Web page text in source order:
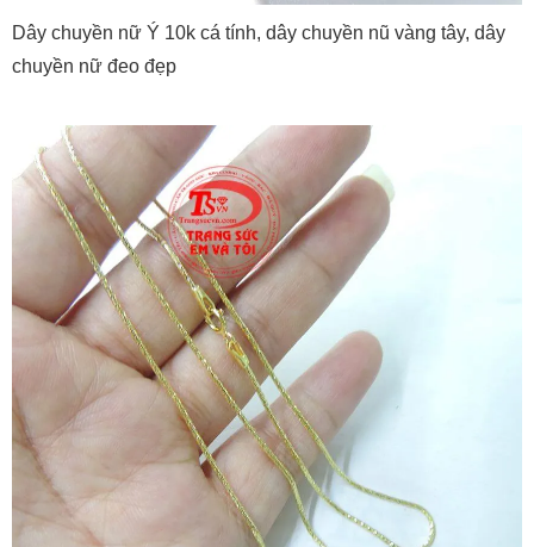
Dây chuyền nữ Ý 10k cá tính, dây chuyền nũ vàng tây, dây
chuyền nữ đeo đẹp